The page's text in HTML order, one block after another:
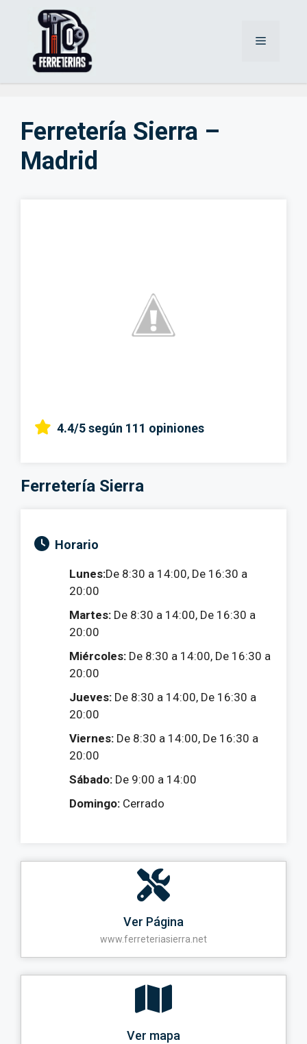
Menú
Ferretería Sierra –
Madrid
4.4/5según 111 opiniones
Ferretería Sierra
Horario
Lunes:De 8:30 a 14:00, De 16:30 a
20:00
Martes: De 8:30 a 14:00, De 16:30 a
20:00
Miércoles: De 8:30 a 14:00, De 16:30 a
20:00
Jueves: De 8:30 a 14:00, De 16:30 a
20:00
Viernes: De 8:30 a 14:00, De 16:30 a
20:00
Sábado: De 9:00 a 14:00
Domingo: Cerrado
Ver Página
www.ferreteriasierra.net
Ver mapa